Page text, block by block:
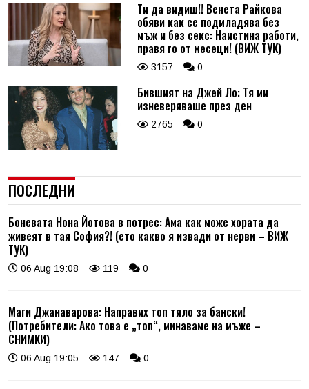
Ти да видиш!! Венета Райкова
обяви как се подмладява без
мъж и без секс: Наистина работи,
правя го от месеци! (ВИЖ ТУК)
3157 0
Бившият на Джей Ло: Тя ми
изневеряваше през ден
2765 0
ПОСЛЕДНИ
Боневата Нона Йотова в потрес: Ама как може хората да
живеят в тая София?! (ето какво я извади от нерви – ВИЖ
ТУК)
06 Aug 19:08 119 0
Маги Джанаварова: Направих топ тяло за бански!
(Потребители: Ако това е „топ“, минаваме на мъже –
СНИМКИ)
06 Aug 19:05 147 0